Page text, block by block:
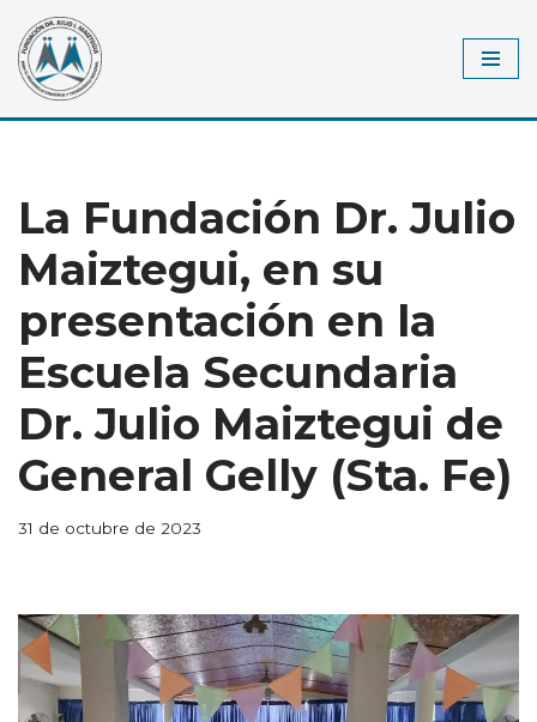
Saltar
al
contenido
La Fundación Dr. Julio
Maiztegui, en su
presentación en la
Escuela Secundaria
Dr. Julio Maiztegui de
General Gelly (Sta. Fe)
31 de octubre de 2023